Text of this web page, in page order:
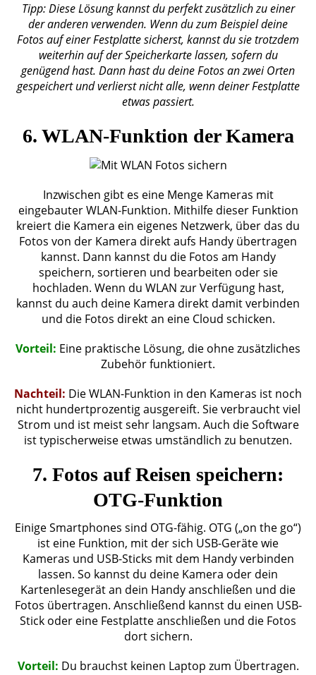
Tipp: Diese Lösung kannst du perfekt zusätzlich zu einer
der anderen verwenden. Wenn du zum Beispiel deine
Fotos auf einer Festplatte sicherst, kannst du sie trotzdem
weiterhin auf der Speicherkarte lassen, sofern du
genügend hast. Dann hast du deine Fotos an zwei Orten
gespeichert und verlierst nicht alle, wenn deiner Festplatte
etwas passiert.
6. WLAN-Funktion der Kamera
Inzwischen gibt es eine Menge Kameras mit
eingebauter WLAN-Funktion. Mithilfe dieser Funktion
kreiert die Kamera ein eigenes Netzwerk, über das du
Fotos von der Kamera direkt aufs Handy übertragen
kannst. Dann kannst du die Fotos am Handy
speichern, sortieren und bearbeiten oder sie
hochladen. Wenn du WLAN zur Verfügung hast,
kannst du auch deine Kamera direkt damit verbinden
und die Fotos direkt an eine Cloud schicken.
Vorteil: Eine praktische Lösung, die ohne zusätzliches
Zubehör funktioniert.
Nachteil: Die WLAN-Funktion in den Kameras ist noch
nicht hundertprozentig ausgereift. Sie verbraucht viel
Strom und ist meist sehr langsam. Auch die Software
ist typischerweise etwas umständlich zu benutzen.
7. Fotos auf Reisen speichern:
OTG-Funktion
Einige Smartphones sind OTG-fähig. OTG („on the go“)
ist eine Funktion, mit der sich USB-Geräte wie
Kameras und USB-Sticks mit dem Handy verbinden
lassen. So kannst du deine Kamera oder dein
Kartenlesegerät an dein Handy anschließen und die
Fotos übertragen. Anschließend kannst du einen USB-
Stick oder eine Festplatte anschließen und die Fotos
dort sichern.
Vorteil: Du brauchst keinen Laptop zum Übertragen.